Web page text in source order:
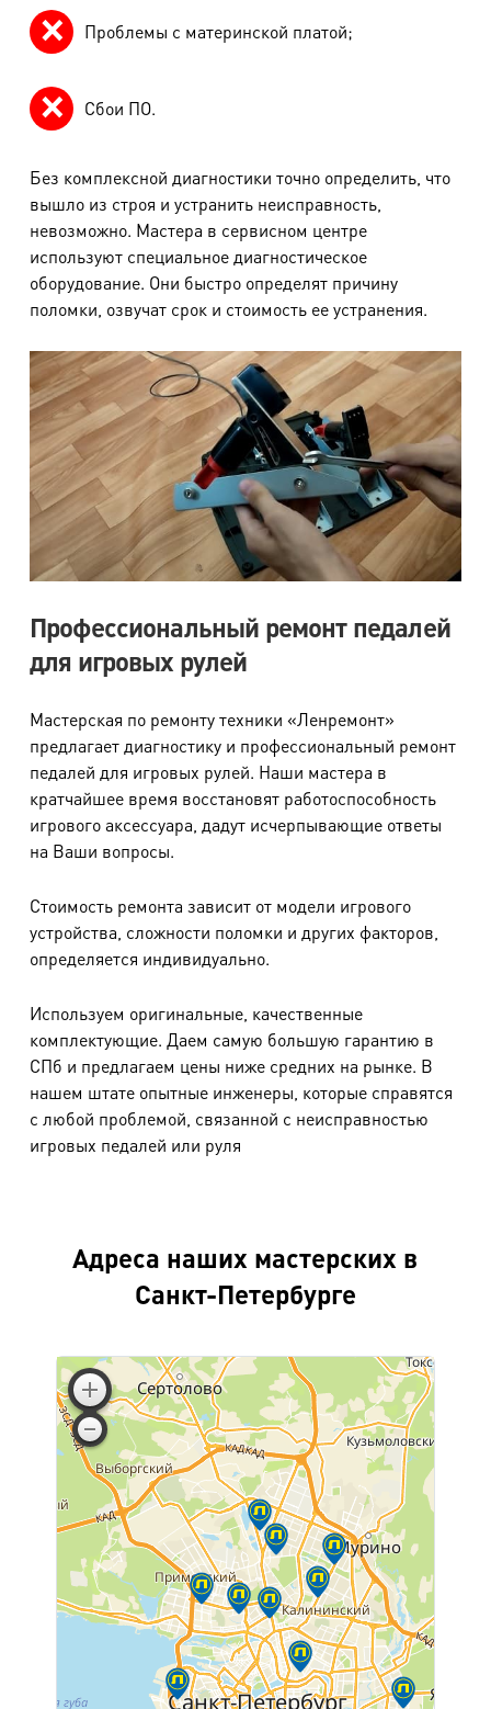
Проблемы с материнской платой;
Сбои ПО.
Без комплексной диагностики точно определить, что
вышло из строя и устранить неисправность,
невозможно. Мастера в сервисном центре
используют специальное диагностическое
оборудование. Они быстро определят причину
поломки, озвучат срок и стоимость ее устранения.
Профессиональный ремонт педалей
для игровых рулей
Мастерская по ремонту техники «Ленремонт»
предлагает диагностику и профессиональный ремонт
педалей для игровых рулей. Наши мастера в
кратчайшее время восстановят работоспособность
игрового аксессуара, дадут исчерпывающие ответы
на Ваши вопросы.
Стоимость ремонта зависит от модели игрового
устройства, сложности поломки и других факторов,
определяется индивидуально.
Используем оригинальные, качественные
комплектующие. Даем самую большую гарантию в
СПб и предлагаем цены ниже средних на рынке. В
нашем штате опытные инженеры, которые справятся
с любой проблемой, связанной с неисправностью
игровых педалей или руля
Адреса наших мастерских в
Санкт-Петербурге